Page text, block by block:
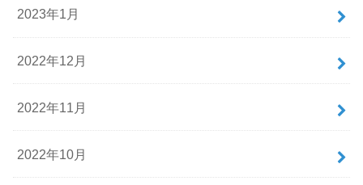
2023年1月
2022年12月
2022年11月
2022年10月